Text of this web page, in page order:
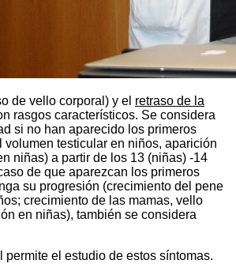
de vello corporal) y el retraso de la
rasgos característicos. Se considera
si no han aparecido los primeros
volumen testicular en niños, aparición
niñas) a partir de los 13 (niñas) -14
de que aparezcan los primeros
su progresión (crecimiento del pene
crecimiento de las mamas, vello
en niñas), también se considera
permite el estudio de estos síntomas.